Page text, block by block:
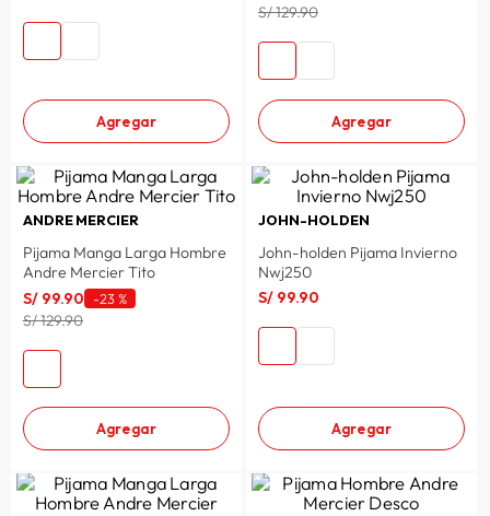
Agregar
S/ 129.90
Agregar
ANDRE MERCIER
Pijama Manga Larga Hombre
Andre Mercier Tito
S/ 99.90 -23 %
S/ 129.90
Agregar
JOHN-HOLDEN
John-holden Pijama Invierno
Nwj250
S/ 99.90
Agregar